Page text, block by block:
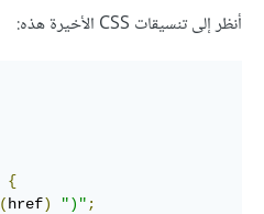
أنظر إلى تنسيقات CSS الأخيرة هذه:
{
( href) ")" ;